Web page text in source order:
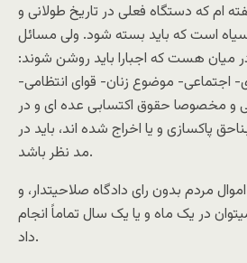
ام که دستگاه فعلی در تاریخ طولانی و
سیاه است که باید بسته شود. ولی مسائل
میان هست که اجبارا باید روشن شوند:
اجتماعی- موضوع زنان- قوای انتظامی-
و مخصوصا حقوق اکتسابی عده ای و در
پاکسازی و یا اخراج شده اند، باید در
مد نظر باشد.
مردم بدون رای دادگاه صلاحیتدار، و
در یک ماه و یا یک سال تماماً انجام
داد.